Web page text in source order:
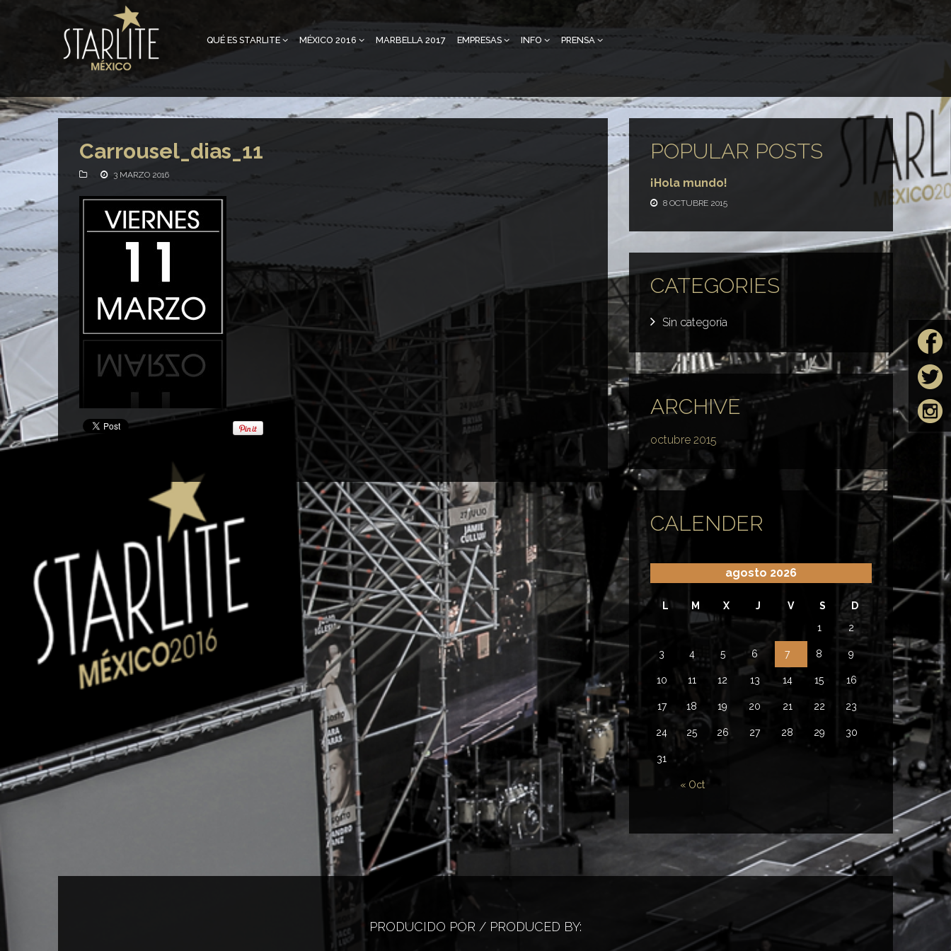
QUÉ ES STARLITE MÉXICO 2016 MARBELLA 2017 EMPRESAS INFO PRENSA
Carrousel_dias_11
3 MARZO 2016
POPULAR POSTS
¡Hola mundo!
8 OCTUBRE 2015
CATEGORIES
Sin categoría
ARCHIVE
octubre 2015
CALENDER
agosto 2026
L M X J V S D
« Oct
1 2
3 4 5 6 7 8 9
10 11 12 13 14 15 16
17 18 19 20 21 22 23
24 25 26 27 28 29 30
31
PRODUCIDO POR / PRODUCED BY: